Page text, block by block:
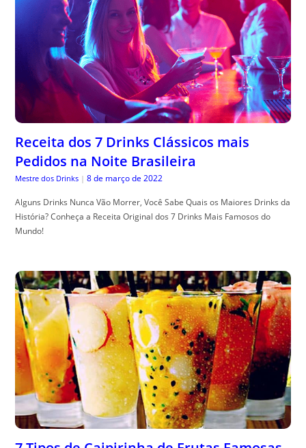
Receita dos 7 Drinks Clássicos mais
Pedidos na Noite Brasileira
Mestre dos Drinks | 8 de março de 2022
Alguns Drinks Nunca Vão Morrer, Você Sabe Quais os Maiores Drinks da
História? Conheça a Receita Original dos 7 Drinks Mais Famosos do
Mundo!